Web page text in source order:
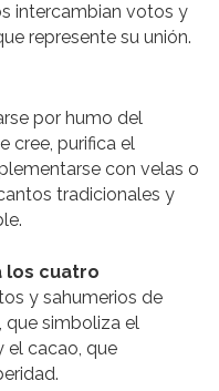
intercambian votos y
represente su unión.
por humo del
cree, purifica el
con velas o
tradicionales y
los cuatro
y sahumerios de
que simboliza el
el cacao, que